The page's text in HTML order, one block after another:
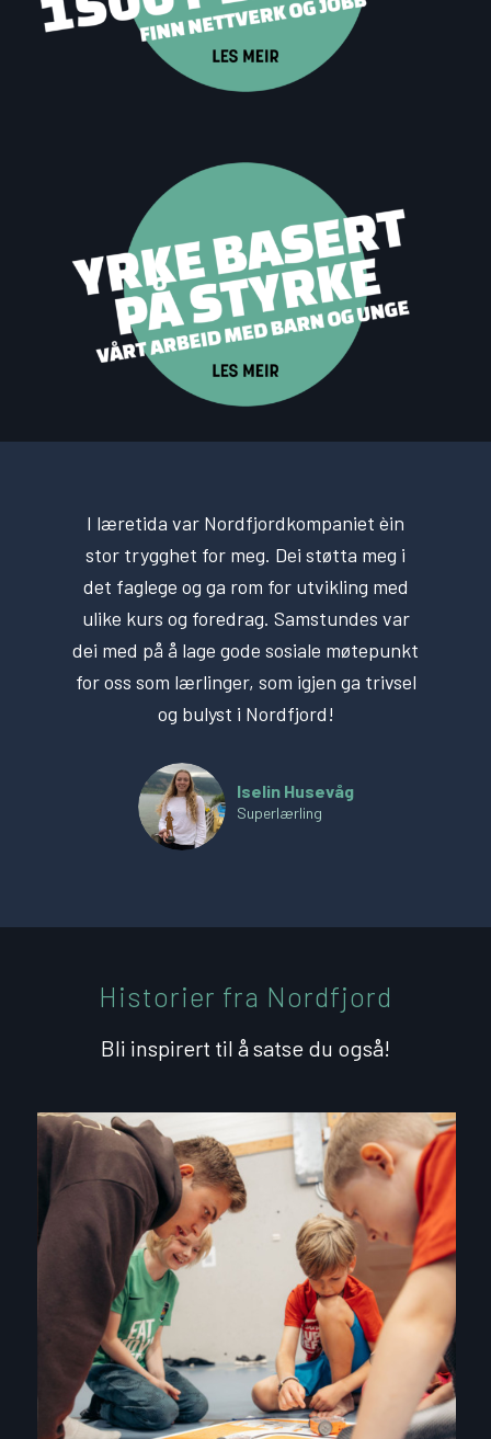
I læretida var Nordfjordkompaniet èin
stor trygghet for meg. Dei støtta meg i
det faglege og ga rom for utvikling med
ulike kurs og foredrag. Samstundes var
dei med på å lage gode sosiale møtepunkt
for oss som lærlinger, som igjen ga trivsel
og bulyst i Nordfjord!
Iselin Husevåg
Superlærling
Historier fra Nordfjord
Bli inspirert til å satse du også!